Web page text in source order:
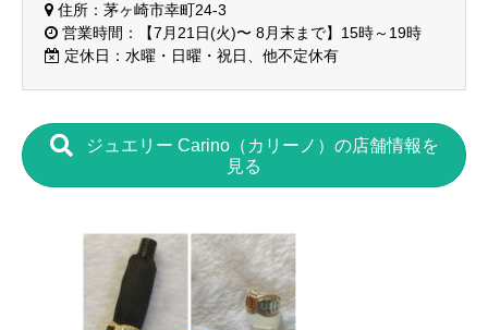
住所：茅ヶ崎市幸町24-3
営業時間：【7月21日(火)〜 8月末まで】15時～19時
定休日：水曜・日曜・祝日、他不定休有
ジュエリー Carino（カリーノ）の店舗情報を
見る